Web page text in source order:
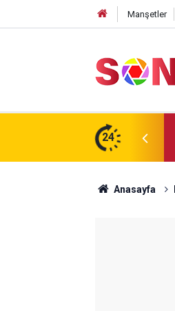
Manşetler
24
Yedinci Gününe Zakkum Damgası
Anasayfa